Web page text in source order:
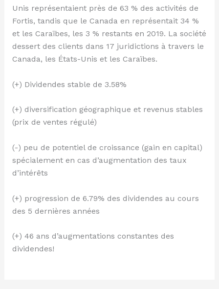
Unis représentaient près de 63 % des activités de
Fortis, tandis que le Canada en représentait 34 %
et les Caraïbes, les 3 % restants en 2019. La société
dessert des clients dans 17 juridictions à travers le
Canada, les États-Unis et les Caraïbes.
(+) Dividendes stable de 3.58%
(+) diversification géographique et revenus stables
(prix de ventes régulé)
(-) peu de potentiel de croissance (gain en capital)
spécialement en cas d’augmentation des taux
d’intérêts
(+) progression de 6.79% des dividendes au cours
des 5 dernières années
(+) 46 ans d’augmentations constantes des
dividendes!